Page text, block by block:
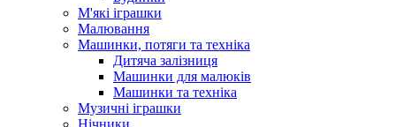
М'які іграшки
Малювання
Машинки, потяги та техніка
Дитяча залізниця
Машинки для малюків
Машинки та техніка
Музичні іграшки
Нічники